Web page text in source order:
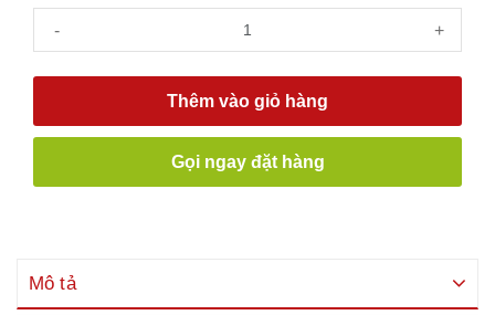
- +
Thêm vào giỏ hàng
Gọi ngay đặt hàng
Mô tả